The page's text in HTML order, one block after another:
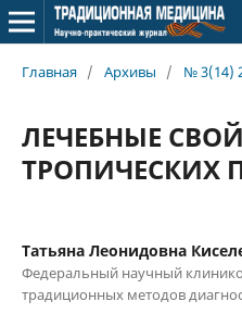
Главная / Архивы / № 3(14)
ЛЕЧЕБНЫЕ
ТРОПИЧЕСКИХ
Татьяна Леонидовна
Федеральный научный
традиционных методов